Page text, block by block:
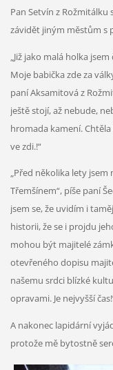
Pan Setvín z Rožmitálku
závidět jiným městům s
„Již jako malá holka
Moje babička zde za
paní Aksamitová z
ještě stojí, až nebude,
hromada kamení.
ve zdi.!“
„Před několika lety
Třemšínem“, píše paní
jsem se, že uvidím i
historii, že se i projdu
mohou být majitelé
otevřeného dopisu
našemu srdci blízké
opravami. Je nejvyšší
A nakonec lapidární
protože mě bytostně